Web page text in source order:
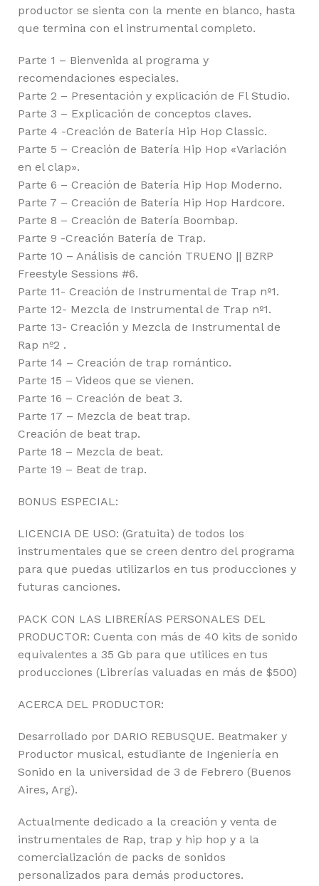
productor se sienta con la mente en blanco, hasta
que termina con el instrumental completo.
Parte 1 – Bienvenida al programa y
recomendaciones especiales.
Parte 2 – Presentación y explicación de Fl Studio.
Parte 3 – Explicación de conceptos claves.
Parte 4 -Creación de Batería Hip Hop Classic.
Parte 5 – Creación de Batería Hip Hop «Variación
en el clap».
Parte 6 – Creación de Batería Hip Hop Moderno.
Parte 7 – Creación de Batería Hip Hop Hardcore.
Parte 8 – Creación de Batería Boombap.
Parte 9 -Creación Batería de Trap.
Parte 10 – Análisis de canción TRUENO || BZRP
Freestyle Sessions #6.
Parte 11- Creación de Instrumental de Trap nº1.
Parte 12- Mezcla de Instrumental de Trap nº1.
Parte 13- Creación y Mezcla de Instrumental de
Rap nº2 .
Parte 14 – Creación de trap romántico.
Parte 15 – Videos que se vienen.
Parte 16 – Creación de beat 3.
Parte 17 – Mezcla de beat trap.
Creación de beat trap.
Parte 18 – Mezcla de beat.
Parte 19 – Beat de trap.
BONUS ESPECIAL:
LICENCIA DE USO: (Gratuita) de todos los
instrumentales que se creen dentro del programa
para que puedas utilizarlos en tus producciones y
futuras canciones.
PACK CON LAS LIBRERÍAS PERSONALES DEL
PRODUCTOR: Cuenta con más de 40 kits de sonido
equivalentes a 35 Gb para que utilices en tus
producciones (Librerías valuadas en más de $500)
ACERCA DEL PRODUCTOR:
Desarrollado por DARIO REBUSQUE. Beatmaker y
Productor musical, estudiante de Ingeniería en
Sonido en la universidad de 3 de Febrero (Buenos
Aires, Arg).
Actualmente dedicado a la creación y venta de
instrumentales de Rap, trap y hip hop y a la
comercialización de packs de sonidos
personalizados para demás productores.